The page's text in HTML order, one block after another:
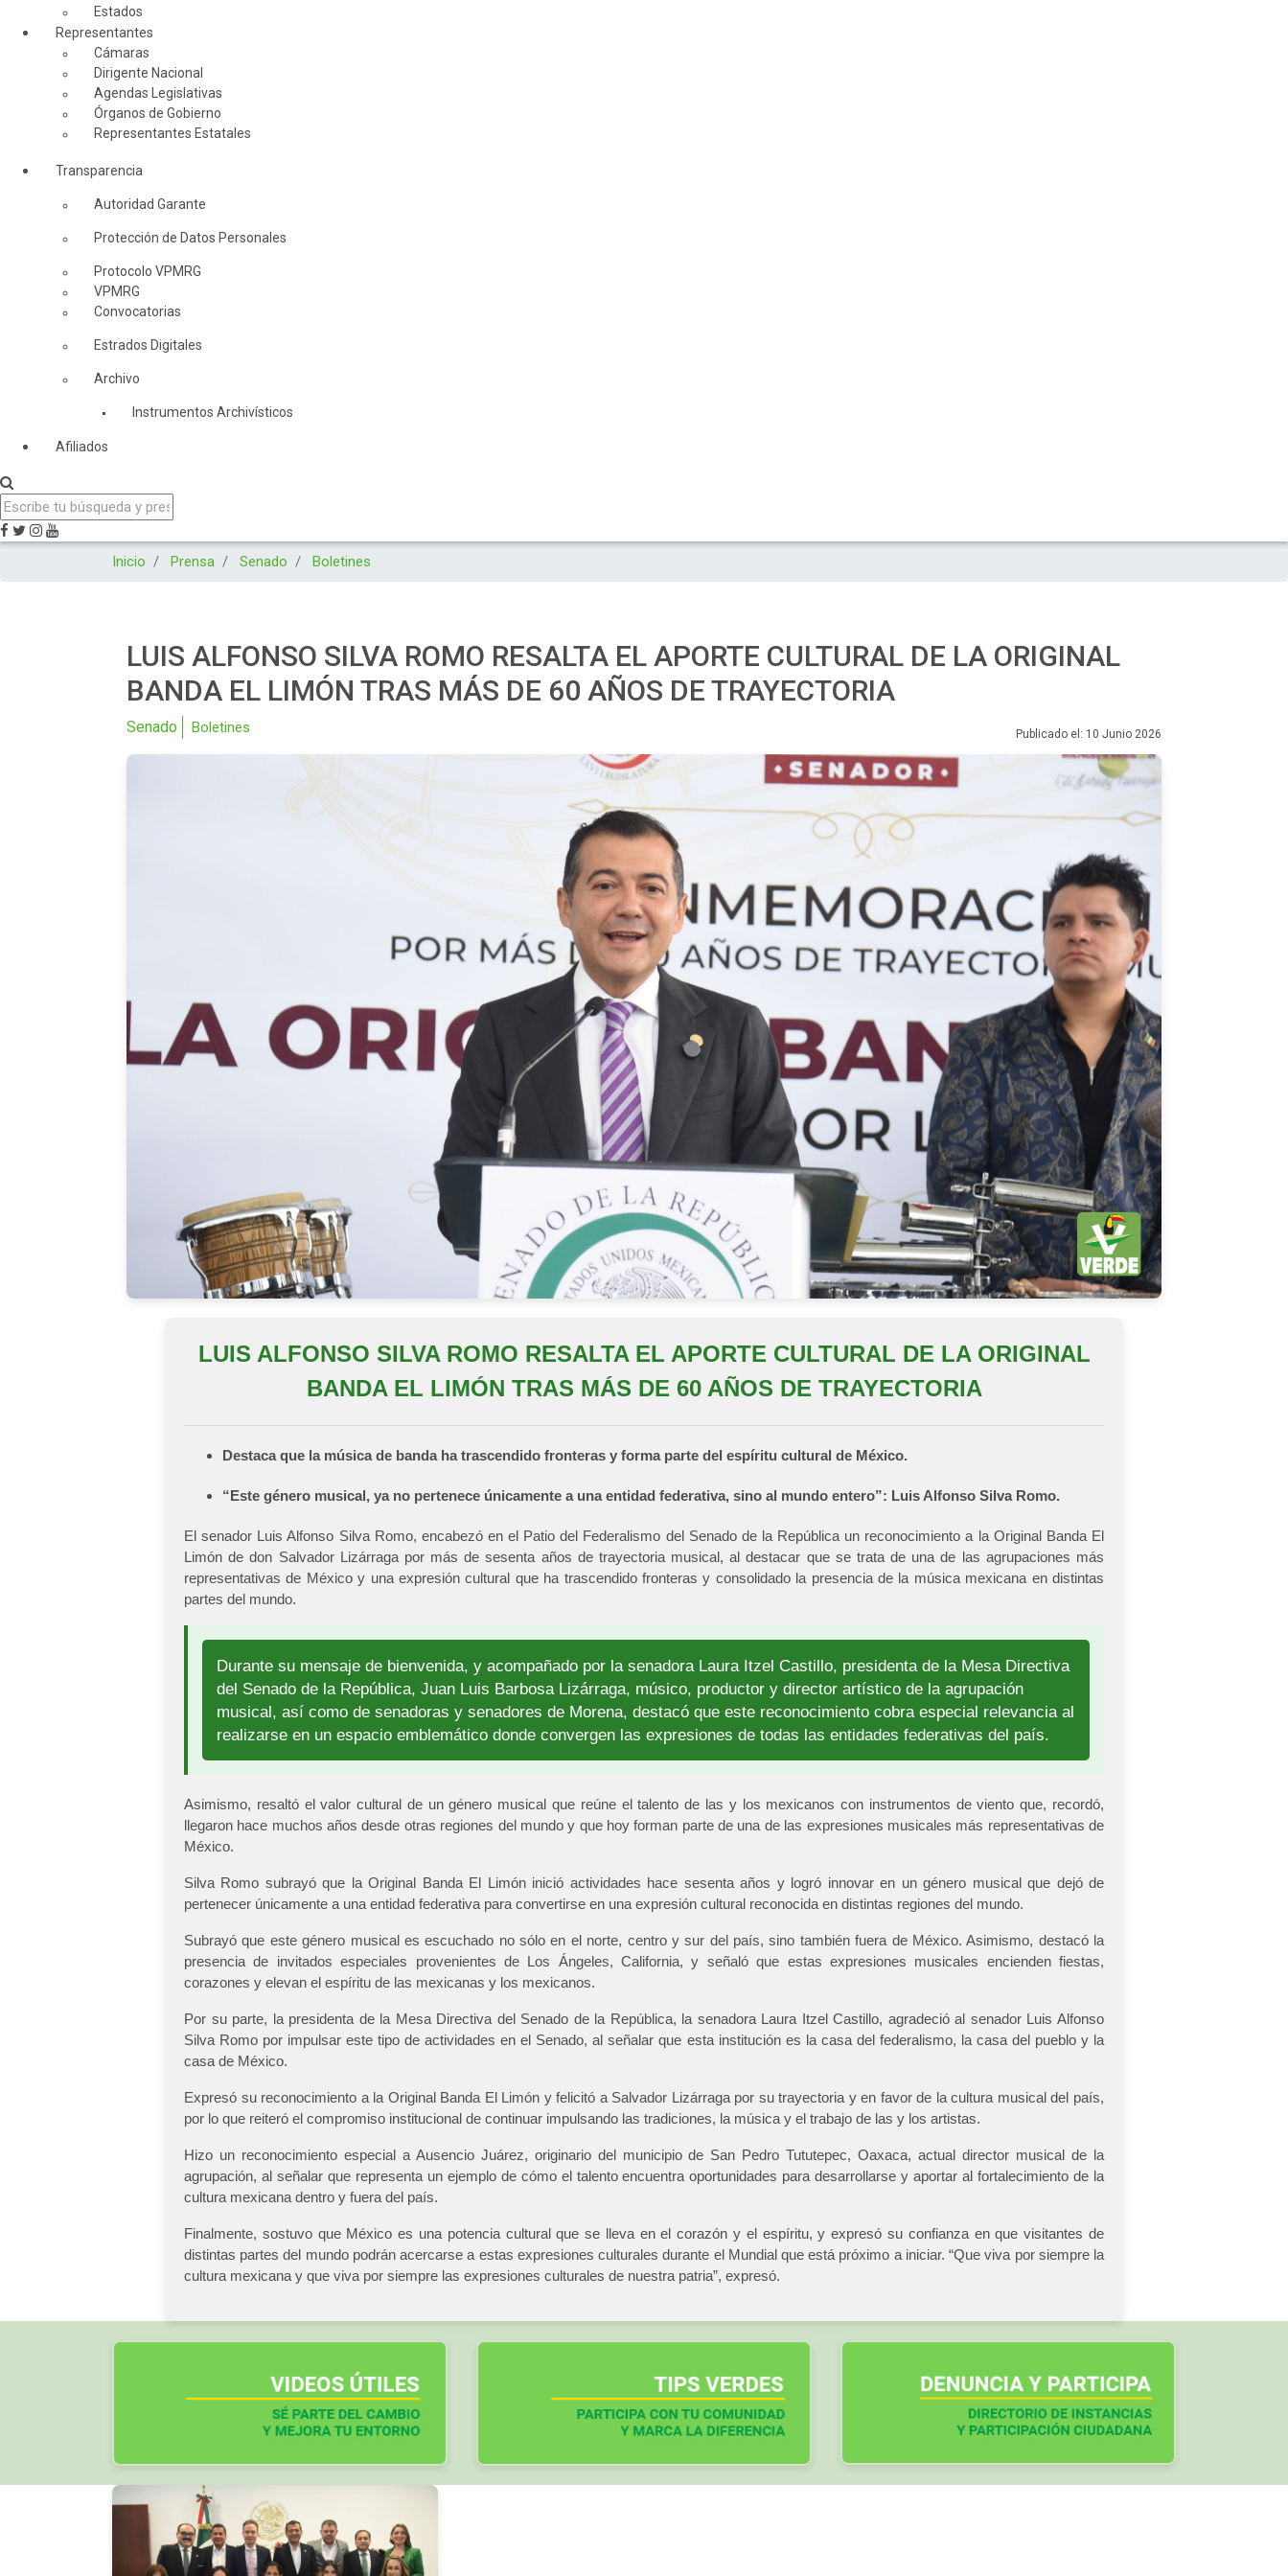
Estados
Representantes
Cámaras
Dirigente Nacional
Agendas Legislativas
Órganos de Gobierno
Representantes Estatales
Transparencia
Autoridad Garante
Protección de Datos Personales
Protocolo VPMRG
VPMRG
Convocatorias
Estrados Digitales
Archivo
Instrumentos Archivísticos
Afiliados
Inicio Prensa Senado Boletines
LUIS ALFONSO SILVA ROMO RESALTA EL APORTE CULTURAL DE LA ORIGINAL
BANDA EL LIMÓN TRAS MÁS DE 60 AÑOS DE TRAYECTORIA
Senado Boletines Publicado el: 10 Junio 2026
LUIS ALFONSO SILVA ROMO RESALTA EL APORTE CULTURAL DE LA ORIGINAL
BANDA EL LIMÓN TRAS MÁS DE 60 AÑOS DE TRAYECTORIA
Destaca que la música de banda ha trascendido fronteras y forma parte del espíritu cultural de México.
“Este género musical, ya no pertenece únicamente a una entidad federativa, sino al mundo entero”: Luis Alfonso Silva Romo.
El senador Luis Alfonso Silva Romo, encabezó en el Patio del Federalismo del Senado de la República un reconocimiento a la Original Banda El
Limón de don Salvador Lizárraga por más de sesenta años de trayectoria musical, al destacar que se trata de una de las agrupaciones más
representativas de México y una expresión cultural que ha trascendido fronteras y consolidado la presencia de la música mexicana en distintas
partes del mundo.
Durante su mensaje de bienvenida, y acompañado por la senadora Laura Itzel Castillo, presidenta de la Mesa Directiva
del Senado de la República, Juan Luis Barbosa Lizárraga, músico, productor y director artístico de la agrupación
musical, así como de senadoras y senadores de Morena, destacó que este reconocimiento cobra especial relevancia al
realizarse en un espacio emblemático donde convergen las expresiones de todas las entidades federativas del país.
Asimismo, resaltó el valor cultural de un género musical que reúne el talento de las y los mexicanos con instrumentos de viento que, recordó,
llegaron hace muchos años desde otras regiones del mundo y que hoy forman parte de una de las expresiones musicales más representativas de
México.
Silva Romo subrayó que la Original Banda El Limón inició actividades hace sesenta años y logró innovar en un género musical que dejó de
pertenecer únicamente a una entidad federativa para convertirse en una expresión cultural reconocida en distintas regiones del mundo.
Subrayó que este género musical es escuchado no sólo en el norte, centro y sur del país, sino también fuera de México. Asimismo, destacó la
presencia de invitados especiales provenientes de Los Ángeles, California, y señaló que estas expresiones musicales encienden fiestas,
corazones y elevan el espíritu de las mexicanas y los mexicanos.
Por su parte, la presidenta de la Mesa Directiva del Senado de la República, la senadora Laura Itzel Castillo, agradeció al senador Luis Alfonso
Silva Romo por impulsar este tipo de actividades en el Senado, al señalar que esta institución es la casa del federalismo, la casa del pueblo y la
casa de México.
Expresó su reconocimiento a la Original Banda El Limón y felicitó a Salvador Lizárraga por su trayectoria y en favor de la cultura musical del país,
por lo que reiteró el compromiso institucional de continuar impulsando las tradiciones, la música y el trabajo de las y los artistas.
Hizo un reconocimiento especial a Ausencio Juárez, originario del municipio de San Pedro Tututepec, Oaxaca, actual director musical de la
agrupación, al señalar que representa un ejemplo de cómo el talento encuentra oportunidades para desarrollarse y aportar al fortalecimiento de la
cultura mexicana dentro y fuera del país.
Finalmente, sostuvo que México es una potencia cultural que se lleva en el corazón y el espíritu, y expresó su confianza en que visitantes de
distintas partes del mundo podrán acercarse a estas expresiones culturales durante el Mundial que está próximo a iniciar. “Que viva por siempre la
cultura mexicana y que viva por siempre las expresiones culturales de nuestra patria”, expresó.
Otros artículos: